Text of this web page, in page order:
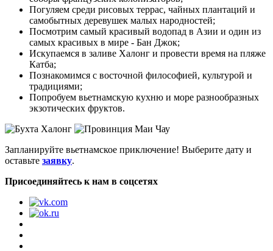
Погуляем среди рисовых террас, чайных плантаций и
самобытных деревушек малых народностей;
Посмотрим самый красивый водопад в Азии и один из
самых красивых в мире - Бан Джок;
Искупаемся в заливе Халонг и провести время на пляже
Катба;
Познакомимся с восточной философией, культурой и
традициями;
Попробуем вьетнамскую кухню и море разнообразных
экзотических фруктов.
Запланируйте вьетнамское приключение! Выберите дату и
оставьте заявку.
Присоединяйтесь к нам в соцсетях